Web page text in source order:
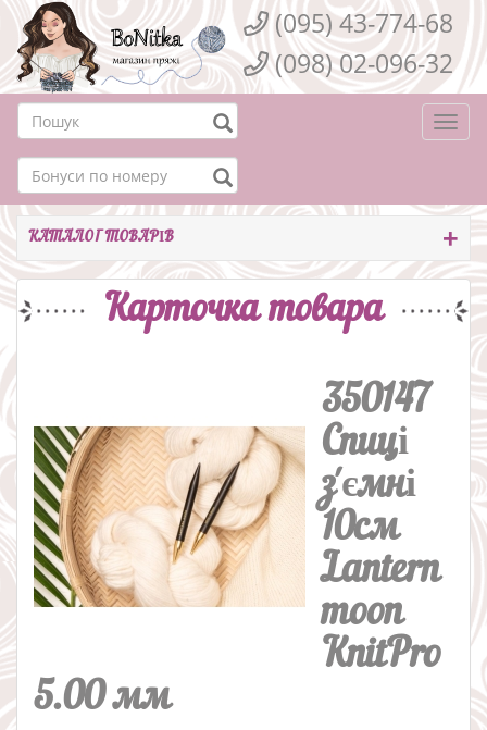
(095) 43-774-68
(098) 02-096-32
КАТАЛОГ ТОВАРІВ
Карточка товара
350147
Спиці
з'ємні
10см
Lantern
moon
KnitPro
5.00 мм